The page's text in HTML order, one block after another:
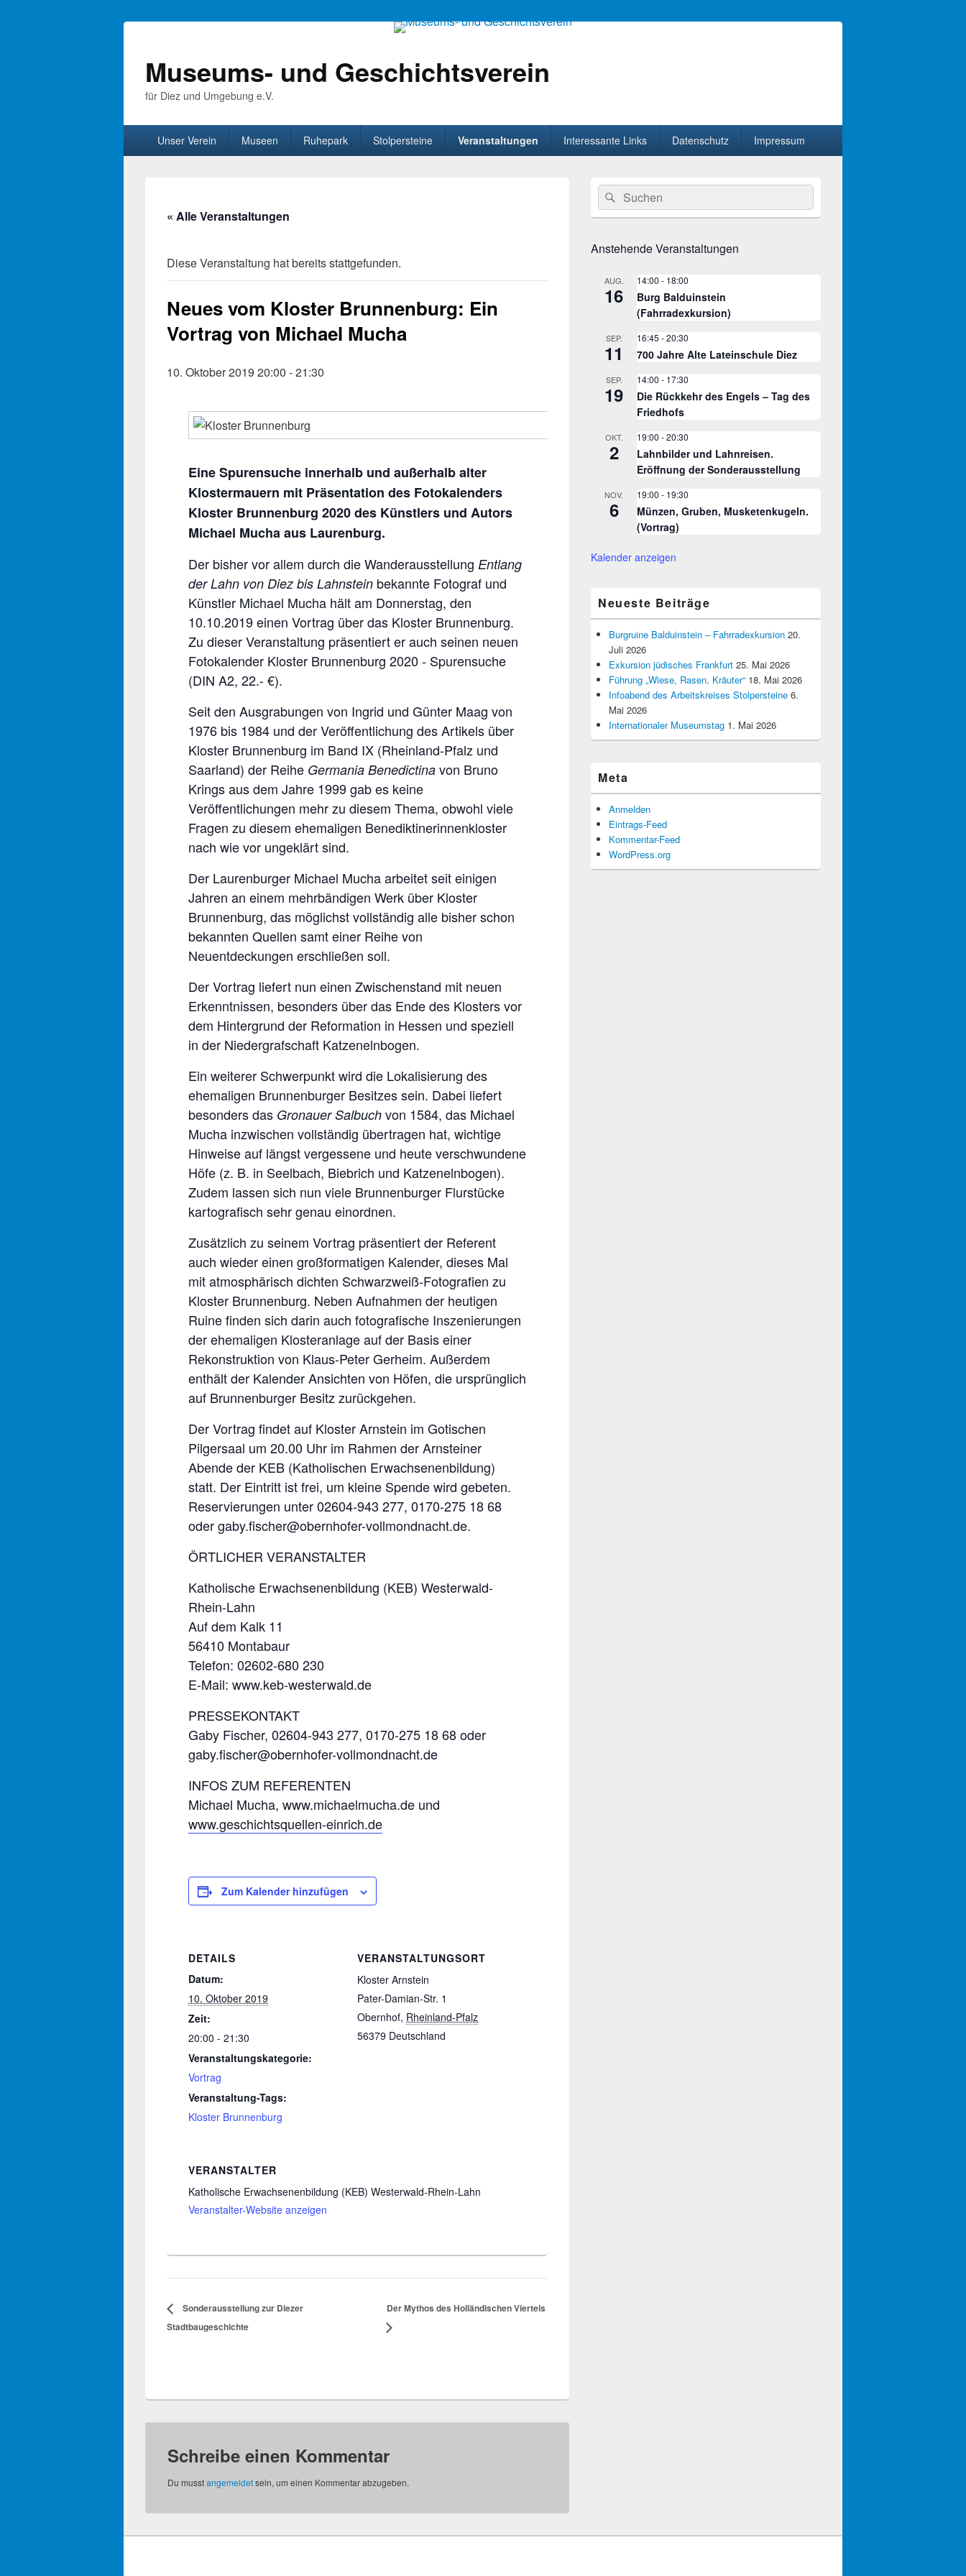
Museums- und Geschichtsverein
für Diez und Umgebung e.V.
Unser Verein Museen Ruhepark Stolpersteine Veranstaltungen Interessante Links Datenschutz Impressum
« Alle Veranstaltungen
Diese Veranstaltung hat bereits stattgefunden.
Neues vom Kloster Brunnenburg: Ein
Vortrag von Michael Mucha
10. Oktober 2019 20:00 -21:30
Eine Spurensuche innerhalb und außerhalb alter
Klostermauern mit Präsentation des Fotokalenders
Kloster Brunnenburg 2020 des Künstlers und Autors
Michael Mucha aus Laurenburg.
Der bisher vor allem durch die Wanderausstellung Entlang
der Lahn von Diez bis Lahnstein bekannte Fotograf und
Künstler Michael Mucha hält am Donnerstag, den
10.10.2019 einen Vortrag über das Kloster Brunnenburg.
Zu dieser Veranstaltung präsentiert er auch seinen neuen
Fotokalender Kloster Brunnenburg 2020 - Spurensuche
(DIN A2, 22.- €).
Seit den Ausgrabungen von Ingrid und Günter Maag von
1976 bis 1984 und der Veröffentlichung des Artikels über
Kloster Brunnenburg im Band IX (Rheinland-Pfalz und
Saarland) der Reihe Germania Benedictina von Bruno
Krings aus dem Jahre 1999 gab es keine
Veröffentlichungen mehr zu diesem Thema, obwohl viele
Fragen zu diesem ehemaligen Benediktinerinnenkloster
nach wie vor ungeklärt sind.
Der Laurenburger Michael Mucha arbeitet seit einigen
Jahren an einem mehrbändigen Werk über Kloster
Brunnenburg, das möglichst vollständig alle bisher schon
bekannten Quellen samt einer Reihe von
Neuentdeckungen erschließen soll.
Der Vortrag liefert nun einen Zwischenstand mit neuen
Erkenntnissen, besonders über das Ende des Klosters vor
dem Hintergrund der Reformation in Hessen und speziell
in der Niedergrafschaft Katzenelnbogen.
Ein weiterer Schwerpunkt wird die Lokalisierung des
ehemaligen Brunnenburger Besitzes sein. Dabei liefert
besonders das Gronauer Salbuch von 1584, das Michael
Mucha inzwischen vollständig übertragen hat, wichtige
Hinweise auf längst vergessene und heute verschwundene
Höfe (z. B. in Seelbach, Biebrich und Katzenelnbogen).
Zudem lassen sich nun viele Brunnenburger Flurstücke
kartografisch sehr genau einordnen.
Zusätzlich zu seinem Vortrag präsentiert der Referent
auch wieder einen großformatigen Kalender, dieses Mal
mit atmosphärisch dichten Schwarzweiß-Fotografien zu
Kloster Brunnenburg. Neben Aufnahmen der heutigen
Ruine finden sich darin auch fotografische Inszenierungen
der ehemaligen Klosteranlage auf der Basis einer
Rekonstruktion von Klaus-Peter Gerheim. Außerdem
enthält der Kalender Ansichten von Höfen, die ursprünglich
auf Brunnenburger Besitz zurückgehen.
Der Vortrag findet auf Kloster Arnstein im Gotischen
Pilgersaal um 20.00 Uhr im Rahmen der Arnsteiner
Abende der KEB (Katholischen Erwachsenenbildung)
statt. Der Eintritt ist frei, um kleine Spende wird gebeten.
Reservierungen unter 02604-943 277, 0170-275 18 68
oder gaby.fischer@obernhofer-vollmondnacht.de.
ÖRTLICHER VERANSTALTER
Katholische Erwachsenenbildung (KEB) Westerwald-
Rhein-Lahn
Auf dem Kalk 11
56410 Montabaur
Telefon: 02602-680 230
E-Mail: www.keb-westerwald.de
PRESSEKONTAKT
Gaby Fischer, 02604-943 277, 0170-275 18 68 oder
gaby.fischer@obernhofer-vollmondnacht.de
INFOS ZUM REFERENTEN
Michael Mucha, www.michaelmucha.de und
www.geschichtsquellen-einrich.de
Zum Kalender hinzufügen
DETAILS
Datum:
10. Oktober 2019
Zeit:
20:00 - 21:30
Veranstaltungskategorie:
Vortrag
Veranstaltung-Tags:
Kloster Brunnenburg
VERANSTALTUNGSORT
Kloster Arnstein
Pater-Damian-Str. 1
Obernhof, Rheinland-Pfalz
56379 Deutschland
VERANSTALTER
Katholische Erwachsenenbildung (KEB) Westerwald-Rhein-Lahn
Veranstalter-Website anzeigen
Sonderausstellung zur Diezer
Stadtbaugeschichte
Der Mythos des Holländischen Viertels
Schreibe einen Kommentar
Du musstangemeldetsein, um einen Kommentar abzugeben.
Primärer
Seitenleisten
Widget-
Bereich
Suche
nach:
Suchen
Anstehende Veranstaltungen
AUG.
16
14:00 - 18:00
Burg Balduinstein
(Fahrradexkursion)
SEP.
11
16:45 -20:30
700 Jahre Alte Lateinschule Diez
SEP.
19
14:00 - 17:30
Die Rückkehr des Engels – Tag des
Friedhofs
OKT.
2
19:00 -20:30
Lahnbilder und Lahnreisen.
Eröffnung der Sonderausstellung
NOV.
6
19:00 - 19:30
Münzen, Gruben, Musketenkugeln.
(Vortrag)
Kalender anzeigen
Neueste Beiträge
Burgruine Balduinstein – Fahrradexkursion 20.
Juli 2026
Exkursion jüdisches Frankfurt 25. Mai 2026
Führung „Wiese, Rasen, Kräuter“ 18. Mai 2026
Infoabend des Arbeitskreises Stolpersteine 6.
Mai 2026
Internationaler Museumstag 1. Mai 2026
Meta
Anmelden
Eintrags-Feed
Kommentar-Feed
WordPress.org